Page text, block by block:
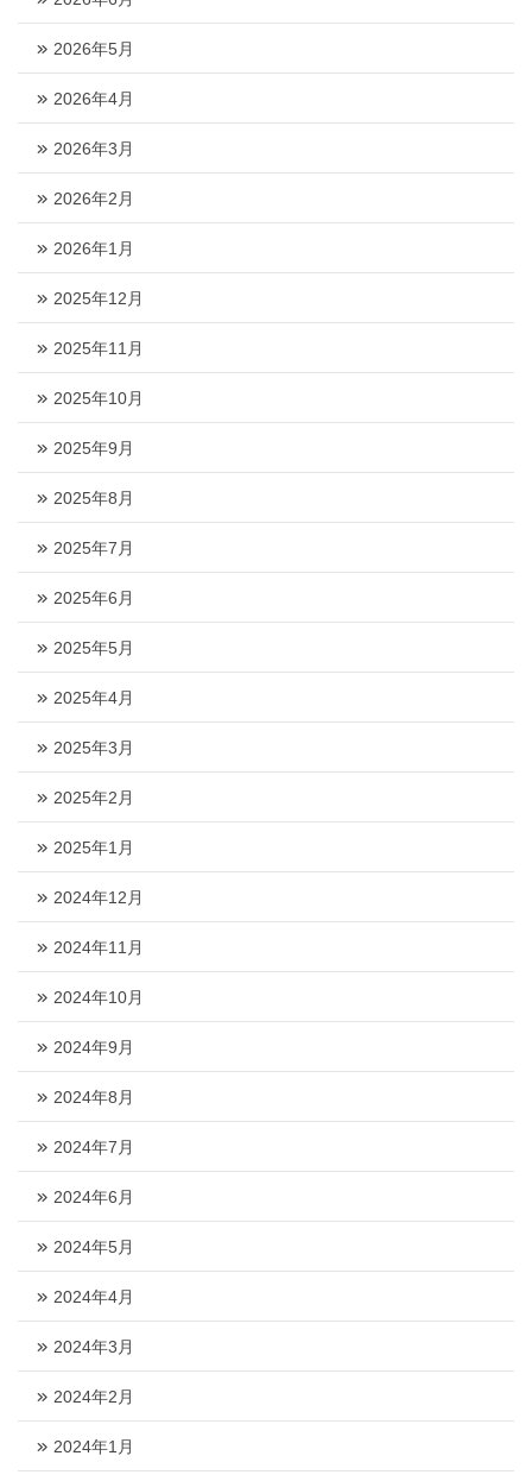
2026年5月
2026年4月
2026年3月
2026年2月
2026年1月
2025年12月
2025年11月
2025年10月
2025年9月
2025年8月
2025年7月
2025年6月
2025年5月
2025年4月
2025年3月
2025年2月
2025年1月
2024年12月
2024年11月
2024年10月
2024年9月
2024年8月
2024年7月
2024年6月
2024年5月
2024年4月
2024年3月
2024年2月
2024年1月